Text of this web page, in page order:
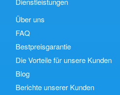
Über uns
FAQ
Bestpreisgarantie
Die Vorteile für unsere Kunden
Blog
Berichte unserer Kunden